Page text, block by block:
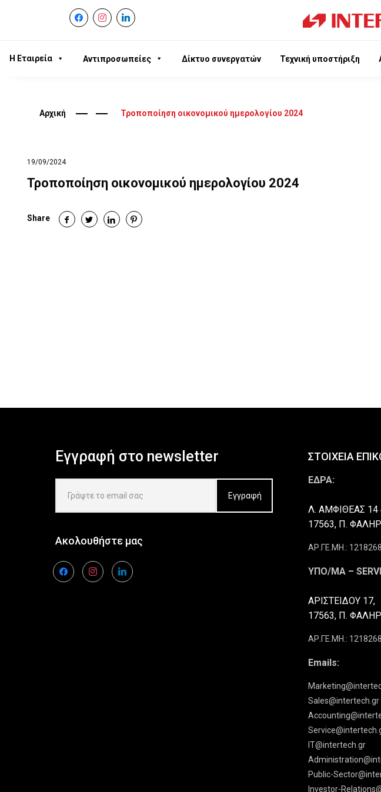
facebookinstagram
linkedin
Η Εταιρεία Αντιπροσωπείες Δίκτυο συνεργατών Τεχνική υποστήριξη
Αρχική Τροποποίηση οικονομικού ημερολογίου 2024
19/09/2024
Τροποποίηση οικονομικού ημερολογίου 2024
Share
Εγγραφή στο newsletter
Ακολουθήστε μας
facebookinstagramlinkedin
ΣΤΟΙΧΕΙΑ
ΕΔΡΑ:
Λ. ΑΜΦΙΘΕΑΣ 14
17563, Π.
ΑΡ.ΓΕ.ΜΗ.:
ΥΠΟ/ΜΑ –
ΑΡΙΣΤΕΙΔΟΥ 17,
17563, Π.
ΑΡ.ΓΕ.ΜΗ.:
Emails:
Sales@intertech.gr
IT@intertech.gr
Public-
Investor-